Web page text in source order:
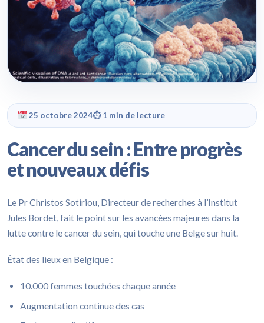
25 octobre 2024⏱ 1 min de lecture
Cancer du sein : Entre progrès
et nouveaux défis
Le Pr Christos Sotiriou, Directeur de recherches à l’Institut
Jules Bordet, fait le point sur les avancées majeures dans la
lutte contre le cancer du sein, qui touche une Belge sur huit.
État des lieux en Belgique :
10.000 femmes touchées chaque année
Augmentation continue des cas